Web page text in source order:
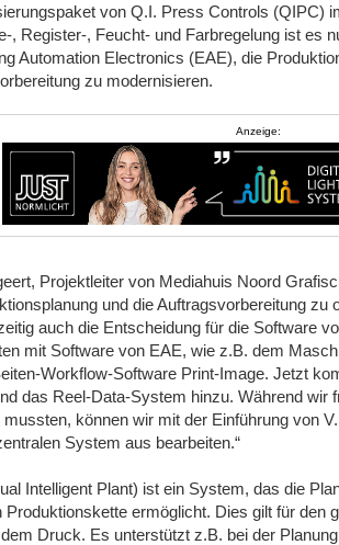
von Q.I. Press Controls (QIPC)
, Register-, Feucht- und Farbregelung ist es
Automation Electronics (EAE), die
zu modernisieren.
Anzeige:
Projektleiter von Mediahuis Noord
und die Auftragsvorbereitung zu
auch die Entscheidung für die Software
mit Software von EAE, wie z.B. dem
Workflow-Software Print-Image. Jetzt
das Reel-Data-System hinzu. Während wir
können wir mit der Einführung von
System aus bearbeiten.“
Intelligent Plant) ist ein System, das die
Produktionskette ermöglicht. Dies gilt für den
Druck. Es unterstützt z.B. bei der